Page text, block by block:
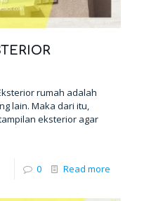
rumah adalah
lain. Maka dari itu,
eksterior agar
0 Read more